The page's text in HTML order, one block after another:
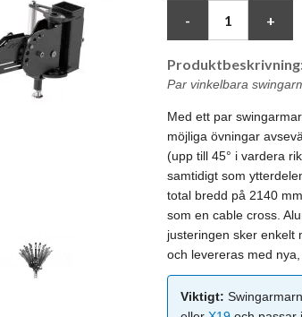
Par vinkelbara
Med ett par
möjliga övningar
(upp till 45° i vardera
samtidigt som
total bredd på 2140
som en cable cross.
justeringen sker enkelt
och levereras med
Viktigt: